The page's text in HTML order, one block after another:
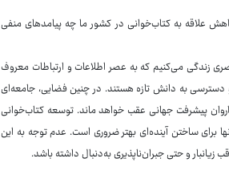
علاقه به کتاب‌خوانی در کشور ما چه پیامدهای منفی
زندگی می‌کنیم که به عصر اطلاعات و ارتباطات معروف
دسترسی به دانش تازه هستند. در چنین فضایی، جامعه‌ای
پیشرفت جهانی عقب خواهد ماند. توسعه کتاب‌خوانی
برای ساختن آینده‌ای بهتر ضروری است. عدم توجه به این
و حتی جبران‌ناپذیری به‌دنبال داشته باشد.